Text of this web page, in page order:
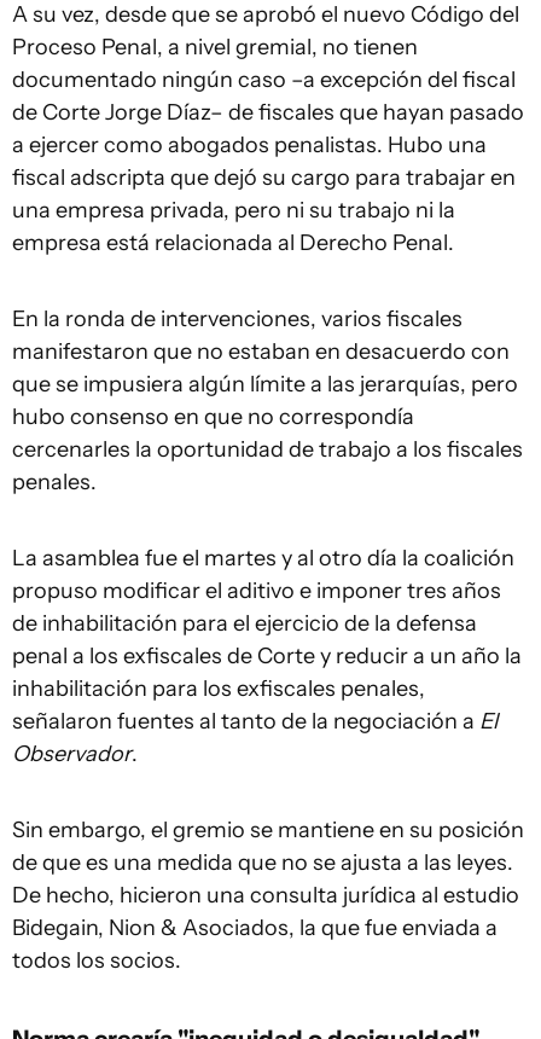
A su vez, desde que se aprobó el nuevo Código del
Proceso Penal, a nivel gremial, no tienen
documentado ningún caso –a excepción del fiscal
de Corte Jorge Díaz– de fiscales que hayan pasado
a ejercer como abogados penalistas. Hubo una
fiscal adscripta que dejó su cargo para trabajar en
una empresa privada, pero ni su trabajo ni la
empresa está relacionada al Derecho Penal.
En la ronda de intervenciones, varios fiscales
manifestaron que no estaban en desacuerdo con
que se impusiera algún límite a las jerarquías, pero
hubo consenso en que no correspondía
cercenarles la oportunidad de trabajo a los fiscales
penales.
La asamblea fue el martes y al otro día la coalición
propuso modificar el aditivo e imponer tres años
de inhabilitación para el ejercicio de la defensa
penal a los exfiscales de Corte y reducir a un año la
inhabilitación para los exfiscales penales,
señalaron fuentes al tanto de la negociación a El
Observador.
Sin embargo, el gremio se mantiene en su posición
de que es una medida que no se ajusta a las leyes.
De hecho, hicieron una consulta jurídica al estudio
Bidegain, Nion & Asociados, la que fue enviada a
todos los socios.